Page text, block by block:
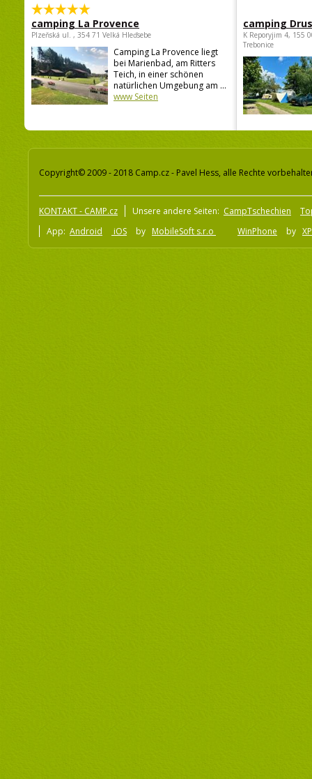
camping La Provence
Plzeňská ul. , 354 71 Velká Hleďsebe
Camping La Provence liegt
bei Marienbad, am Ritters
Teich, in einer schönen
natürlichen Umgebung am ...
www Seiten
camping
K Reporyjim 4, 155
Trebonice
Copyright© 2009 - 2018 Camp.cz - Pavel Hess, alle Rechte
KONTAKT - CAMP.cz Unsere andere Seiten: CampTschechien
App: Android iOS by MobileSoft s.r.o WinPhone by